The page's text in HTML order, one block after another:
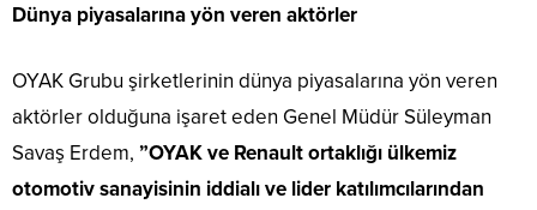
Dünya piyasalarına yön veren aktörler
OYAK Grubu şirketlerinin dünya piyasalarına yön veren
aktörler olduğuna işaret eden Genel Müdür Süleyman
Savaş Erdem, ”OYAK ve Renault ortaklığı ülkemiz
otomotiv sanayisinin iddialı ve lider katılımcılarından